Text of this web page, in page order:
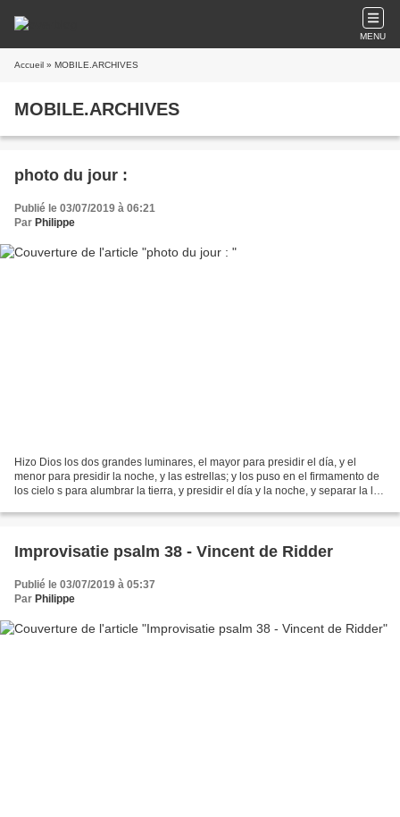
MENU
Accueil » MOBILE.ARCHIVES
MOBILE.ARCHIVES
photo du jour :
Publié le 03/07/2019 à 06:21
Par Philippe
Hizo Dios los dos grandes luminares, el mayor para presidir el día, y el
menor para presidir la noche, y las estrellas; y los puso en el firmamento de
los cielo s para alumbrar la tierra, y presidir el día y la noche, y separar la luz
Improvisatie psalm 38 - Vincent de Ridder
Publié le 03/07/2019 à 05:37
Par Philippe